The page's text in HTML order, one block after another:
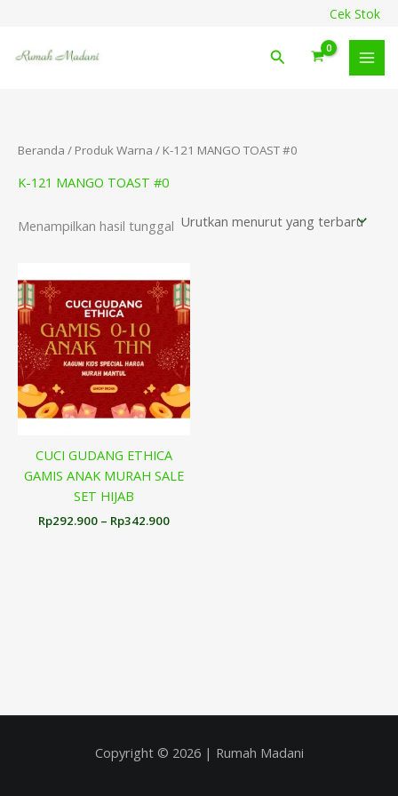
konten
Cek Stok
Cari
Beranda / Produk Warna / K-121 MANGO TOAST #0
K-121 MANGO TOAST #0
Menampilkan hasil tunggal
CUCI GUDANG ETHICA
GAMIS ANAK MURAH SALE
SET HIJAB
Rp292.900 – Rp342.900
harga:
Rp292.900
hingga
Rp342.900
Copyright © 2026 | Rumah Madani